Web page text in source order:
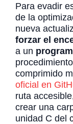
Para evadir
de la
nueva
forzar el
a un
comprimido
oficial en
ruta
crear una
unidad C del